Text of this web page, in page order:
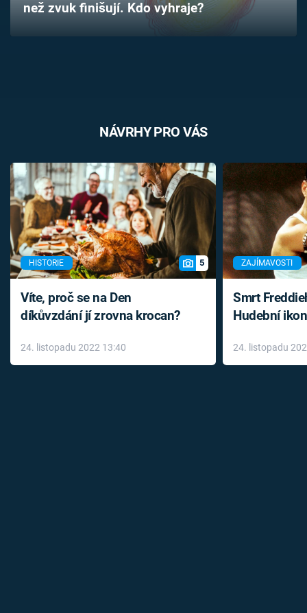
Sledujte prima+
než zvuk finišují. Kdo vyhraje?
NÁVRHY PRO VÁS
HISTORIE 5
Víte, proč se na Den
díkůvzdání jí zrovna krocan?
24. listopadu 2022 13:40
ZAJÍMAVOSTI
Smrt
Hudební
léky
24. listopadu